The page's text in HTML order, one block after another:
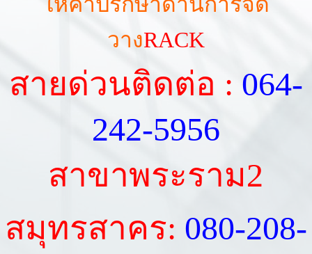
วางRACK
สายด่วนติดต่อ : 064-
242-5956
สาขาพระราม2
สมุทรสาคร: 080-208-